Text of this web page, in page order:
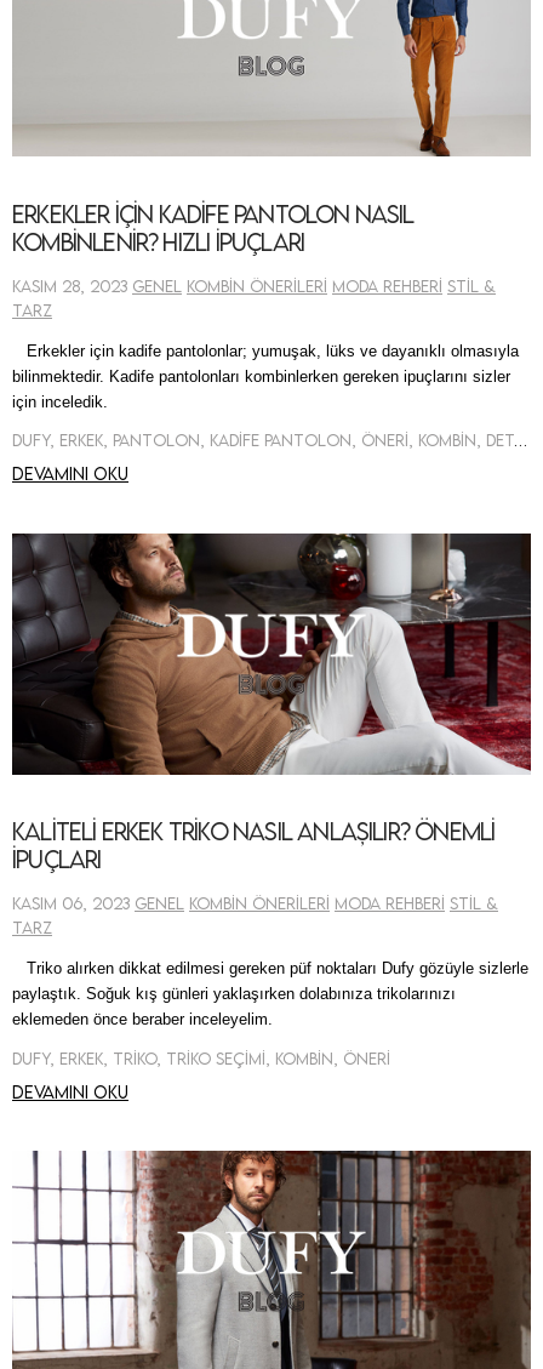
Erkekler için Kadife Pantolon Nasıl
Kombinlenir? Hızlı İpuçları
Kasım 28, 2023 Genel Kombin Önerileri Moda Rehberi Stil &
Tarz
Erkekler için kadife pantolonlar; yumuşak, lüks ve dayanıklı olmasıyla
bilinmektedir. Kadife pantolonları kombinlerken gereken ipuçlarını sizler
için inceledik.
Dufy, Erkek, Pantolon, Kadife Pantolon, Öneri, Kombin, Detay
Devamını oku
Kaliteli Erkek Triko Nasıl Anlaşılır? Önemli
İpuçları
Kasım 06, 2023 Genel Kombin Önerileri Moda Rehberi Stil &
Tarz
Triko alırken dikkat edilmesi gereken püf noktaları Dufy gözüyle sizlerle
paylaştık. Soğuk kış günleri yaklaşırken dolabınıza trikolarınızı
eklemeden önce beraber inceleyelim.
Dufy, Erkek, Triko, Triko Seçimi, Kombin, Öneri
Devamını oku